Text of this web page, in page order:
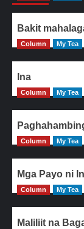
Bakit
Column My Tea
Ina
Column My Tea
Column My Tea
Mga Payo ni
Column My Tea
Maliliit na